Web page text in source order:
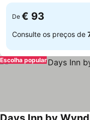
De € 93
Consulte os preços de
Escolha popular